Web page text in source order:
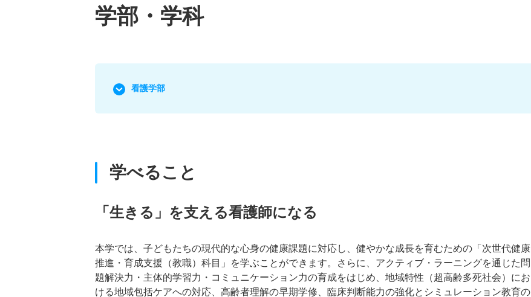
学部・学科
看護学部
学べること
「生きる」を支える看護師になる
本学では、子どもたちの現代的な心身の健康課題に対応し、健やかな成長を育むための「次世代健康
推進・育成支援（教職）科目」を学ぶことができます。さらに、アクティブ・ラーニングを通じた問
題解決力・主体的学習力・コミュニケーション力の育成をはじめ、地域特性（超高齢多死社会）にお
ける地域包括ケアへの対応、高齢者理解の早期学修、臨床判断能力の強化とシミュレーション教育の